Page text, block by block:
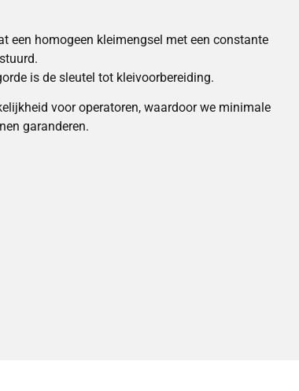
een homogeen kleimengsel met een constante
is de sleutel tot kleivoorbereiding.
voor operatoren, waardoor we minimale
garanderen.